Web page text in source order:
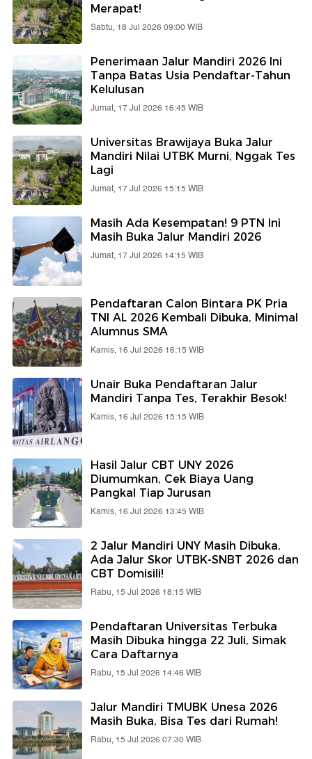
Merapat!
Sabtu, 18 Jul 2026 09:00 WIB
Penerimaan Jalur Mandiri 2026 Ini
Tanpa Batas Usia Pendaftar-Tahun
Kelulusan
Jumat, 17 Jul 2026 16:45 WIB
Universitas Brawijaya Buka Jalur
Mandiri Nilai UTBK Murni, Nggak Tes
Lagi
Jumat, 17 Jul 2026 15:15 WIB
Masih Ada Kesempatan! 9 PTN Ini
Masih Buka Jalur Mandiri 2026
Jumat, 17 Jul 2026 14:15 WIB
Pendaftaran Calon Bintara PK Pria
TNI AL 2026 Kembali Dibuka, Minimal
Alumnus SMA
Kamis, 16 Jul 2026 16:15 WIB
Unair Buka Pendaftaran Jalur
Mandiri Tanpa Tes, Terakhir Besok!
Kamis, 16 Jul 2026 15:15 WIB
Hasil Jalur CBT UNY 2026
Diumumkan, Cek Biaya Uang
Pangkal Tiap Jurusan
Kamis, 16 Jul 2026 13:45 WIB
2 Jalur Mandiri UNY Masih Dibuka,
Ada Jalur Skor UTBK-SNBT 2026 dan
CBT Domisili!
Rabu, 15 Jul 2026 18:15 WIB
Pendaftaran Universitas Terbuka
Masih Dibuka hingga 22 Juli, Simak
Cara Daftarnya
Rabu, 15 Jul 2026 14:46 WIB
Jalur Mandiri TMUBK Unesa 2026
Masih Buka, Bisa Tes dari Rumah!
Rabu, 15 Jul 2026 07:30 WIB